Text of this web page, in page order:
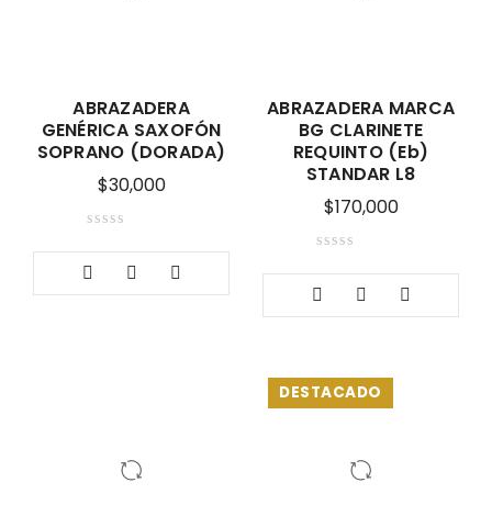
ABRAZADERA
GENÉRICA SAXOFÓN
SOPRANO (DORADA)
$30,000
ABRAZADERA MARCA
BG CLARINETE
REQUINTO (Eb)
STANDAR L8
$170,000
DESTACADO